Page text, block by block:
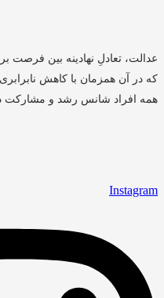
عدالت، تعادلِ نهادینه بین فرصت
که در آن همزمان با کاهش
همه افراد شانس رشد و مشارکت
Instagram